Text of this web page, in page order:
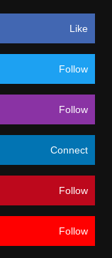
Like
Follow
Follow
Connect
Follow
Follow